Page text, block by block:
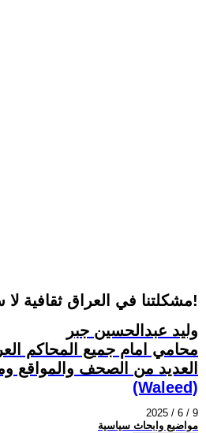
مشكلتنا في العراق ثقافية لا سياسية!
وليد عبدالحسين جبر
محامي امام جميع المحاكم
العديد من الصحف والمواقع
(Waleed)
2025 / 6 / 9
مواضيع وابحاث سياسية